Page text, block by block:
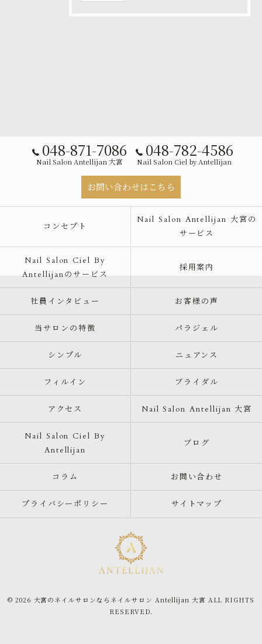
048-871-7086
Nail Salon Antellijan 大宮
048-782-4586
Nail Salon Ciel by Antellijan
お問い合わせはこちら
コンセプト
Nail Salon Antellijan 大宮の
サービス
Nail Salon Ciel By
Antellijanのサービス
採用案内
社員インタビュー お客様の声
当サロンの特徴 パラジェル
シンプル ニュアンス
フィルイン ブライダル
アクセス Nail Salon Antellijan 大宮
Nail Salon Ciel By
Antellijan
ブログ
コラム お問い合わせ
プライバシーポリシー サイトマップ
© 2026 大宮のネイルサロンならネイルサロン Antellijan 大宮 ALL RIGHTS
RESERVED.